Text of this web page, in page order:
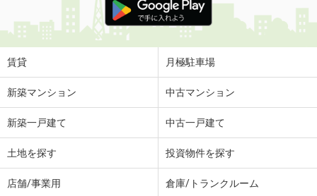
賃貸 月極駐車場
新築マンション 中古マンション
新築一戸建て 中古一戸建て
土地を探す 投資物件を探す
店舗/事業用 倉庫/トランクルーム